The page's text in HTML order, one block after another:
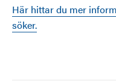
Här hittar du mer
söker.